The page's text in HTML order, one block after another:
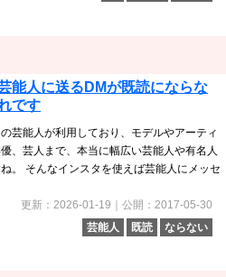
能人に送るDMが既読にならな
です
芸能人が利用しており、モデルやアーティ
、芸人まで、本当に幅広い芸能人や有名人
。 そんなインスタを使えば芸能人にメッセ
更新：2026-01-19｜公開：2017-05-30
芸能人
既読 ならない